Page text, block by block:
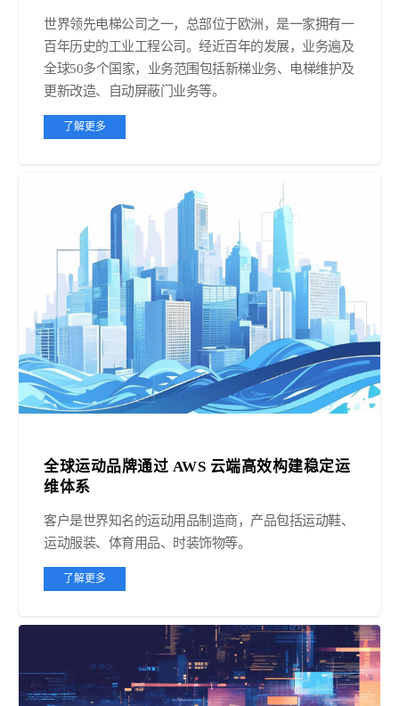
世界领先电梯公司之一，总部位于欧洲，是一家拥有一
百年历史的工业工程公司。经近百年的发展，业务遍及
全球50多个国家，业务范围包括新梯业务、电梯维护及
更新改造、自动屏蔽门业务等。
了解更多
全球运动品牌通过 AWS 云端高效构建稳定运
维体系
客户是世界知名的运动用品制造商，产品包括运动鞋、
运动服装、体育用品、时装饰物等。
了解更多